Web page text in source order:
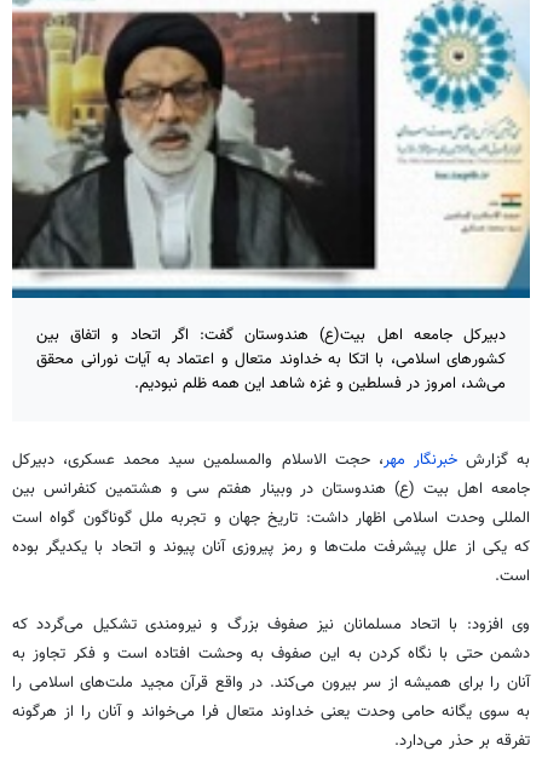
دبیرکل جامعه اهل بیت(ع) هندوستان گفت: اگر اتحاد و اتفاق بین
کشورهای اسلامی، با اتکا به خداوند متعال و اعتماد به آیات نورانی محقق
می‌شد، امروز در فسلطین و غزه شاهد این همه ظلم نبودیم.
به گزارشخبرنگار مهر، حجت الاسلام والمسلمین سید محمد عسکری، دبیرکل
جامعه اهل بیت (ع)هندوستان در وبینار هفتم سی و هشتمین کنفرانس بین
المللی وحدت اسلامی اظهار داشت: تاریخ جهان و تجربه ملل گوناگون گواه است
که یکی از علل پیشرفت ملت‌ها و رمز پیروزی آنان پیوند و اتحاد با یکدیگر بوده
است.
وی افزود: با اتحاد مسلمانان نیز صفوف بزرگ و نیرومندی تشکیل می‌گردد که
دشمن حتی با نگاه کردن به این صفوف به وحشت افتاده است و فکر تجاوز به
آنان را برای همیشه از سر بیرون می‌کند. در واقع قرآن مجید ملت‌های اسلامی را
به سوی یگانه حامی وحدت یعنی خداوند متعال فرا می‌خواند و آنان را از هرگونه
تفرقه بر حذر می‌دارد.